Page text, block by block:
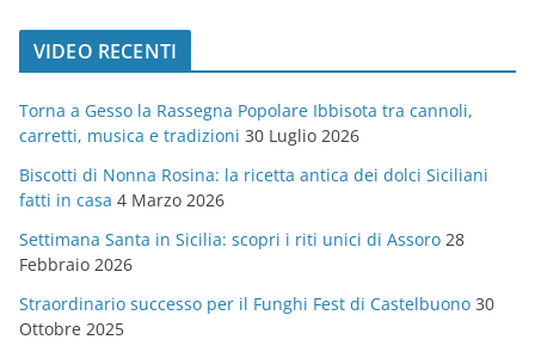
t
o
r
i
e
VIDEO RECENTI
Torna a Gesso la Rassegna Popolare Ibbisota tra cannoli,
carretti, musica e tradizioni 30 Luglio 2026
Biscotti di Nonna Rosina: la ricetta antica dei dolci Siciliani
fatti in casa 4 Marzo 2026
Settimana Santa in Sicilia: scopri i riti unici di Assoro 28
Febbraio 2026
Straordinario successo per il Funghi Fest di Castelbuono 30
Ottobre 2025